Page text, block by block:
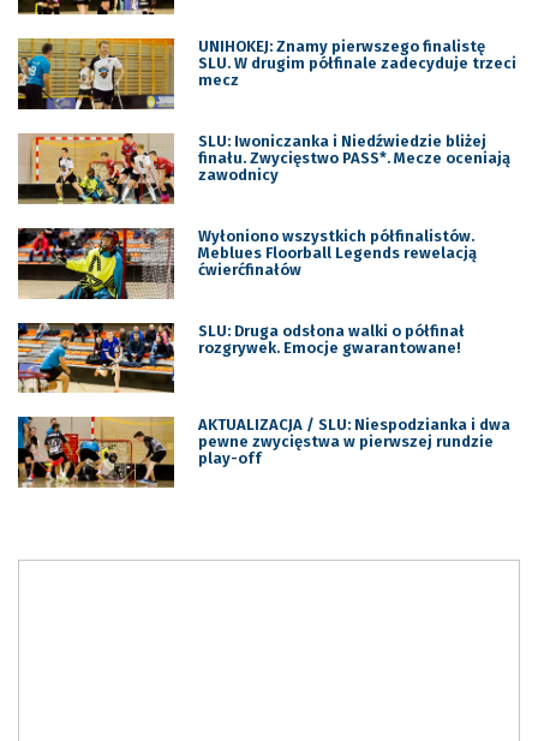
UNIHOKEJ: Znamy pierwszego finalistę
SLU. W drugim półfinale zadecyduje trzeci
mecz
SLU: Iwoniczanka i Niedźwiedzie bliżej
finału. Zwycięstwo PASS*. Mecze oceniają
zawodnicy
Wyłoniono wszystkich półfinalistów.
Meblues Floorball Legends rewelacją
ćwierćfinałów
SLU: Druga odsłona walki o półfinał
rozgrywek. Emocje gwarantowane!
AKTUALIZACJA / SLU: Niespodzianka i dwa
pewne zwycięstwa w pierwszej rundzie
play-off